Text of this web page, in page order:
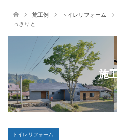
施工例 トイレリフォーム
っきりと
施
トイレリフォーム